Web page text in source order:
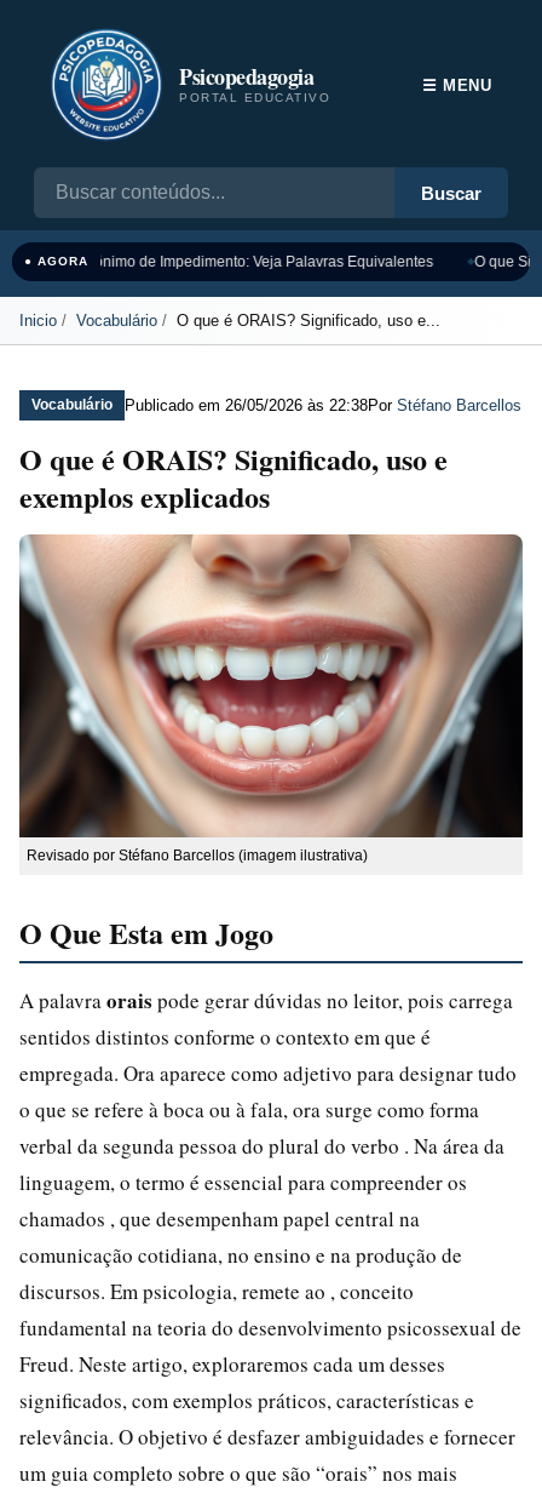
Psicopedagogia
PORTAL EDUCATIVO
Buscar
☰ MENU
● AGORASinônimo de Impedimento: Veja Palavras Equivalentes O que
Inicio Vocabulário O que é ORAIS? Significado, uso e...
Vocabulário Publicado em 26/05/2026 às 22:38Por Stéfano Barcellos
O que é ORAIS? Significado, uso e
exemplos explicados
Revisado por Stéfano Barcellos (imagem ilustrativa)
O Que Esta em Jogo
A palavra orais pode gerar dúvidas no leitor, pois carrega
sentidos distintos conforme o contexto em que é
empregada. Ora aparece como adjetivo para designar tudo
o que se refere à boca ou à fala, ora surge como forma
verbal da segunda pessoa do plural do verbo . Na área da
linguagem, o termo é essencial para compreender os
chamados , que desempenham papel central na
comunicação cotidiana, no ensino e na produção de
discursos. Em psicologia, remete ao , conceito
fundamental na teoria do desenvolvimento psicossexual de
Freud. Neste artigo, exploraremos cada um desses
significados, com exemplos práticos, características e
relevância. O objetivo é desfazer ambiguidades e fornecer
um guia completo sobre o que são “orais” nos mais